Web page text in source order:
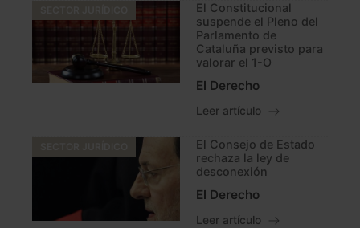
El Constitucional
suspende el Pleno del
Parlamento de
Cataluña previsto para
valorar el 1-O
El Derecho
Leer artículo
El Consejo de Estado
rechaza la ley de
desconexión
El Derecho
Leer artículo